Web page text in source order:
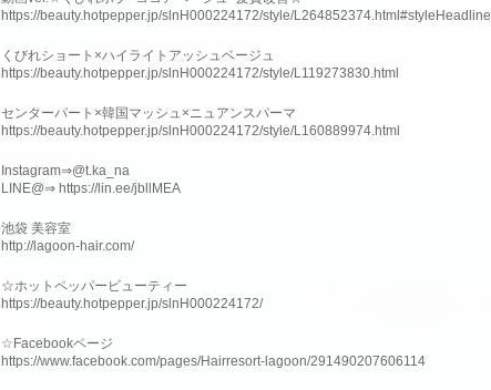
https://beauty.hotpepper.jp/slnH000224172/style/L264852374.html#styleHeadline
くびれショート×ハイライトアッシュベージュ
https://beauty.hotpepper.jp/slnH000224172/style/L119273830.html
センターパート×韓国マッシュ×ニュアンスパーマ
https://beauty.hotpepper.jp/slnH000224172/style/L160889974.html
Instagram⇒@t.ka_na
LINE@⇒ https://lin.ee/jbllMEA
池袋 美容室
http://lagoon-hair.com/
☆ホットペッパービューティー
https://beauty.hotpepper.jp/slnH000224172/
☆Facebookページ
https://www.facebook.com/pages/Hairresort-lagoon/291490207606114